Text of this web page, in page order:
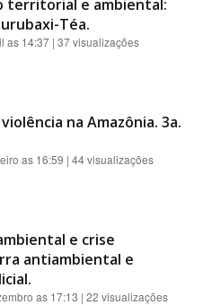
territorial e ambiental:
Téa.
as 14:37 | 37 visualizações
na Amazônia. 3a.
as 16:59 | 44 visualizações
e crise
antiambiental e
as 17:13 | 22 visualizações